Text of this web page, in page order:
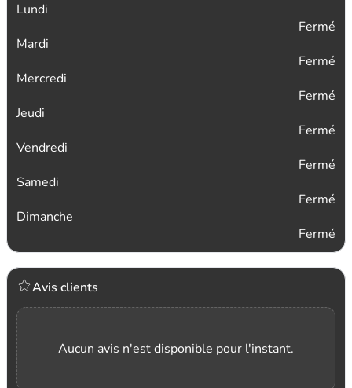
Lundi
Fermé
Mardi
Fermé
Mercredi
Fermé
Jeudi
Fermé
Vendredi
Fermé
Samedi
Fermé
Dimanche
Fermé
Avis clients
Aucun avis n'est disponible pour l'instant.